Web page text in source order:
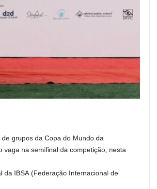
grupos da Copa do Mundo da
na semifinal da competição, nesta
da IBSA (Federação Internacional de